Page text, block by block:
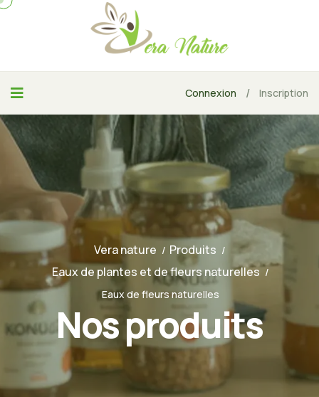
Connexion / Inscription
Vera nature
Produits
Eaux de plantes et de fleurs naturelles
Eaux de fleurs naturelles
Nos produits